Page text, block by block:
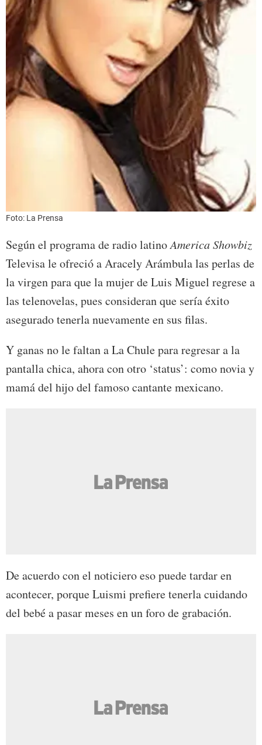
Foto: La Prensa
Según el programa de radio latinoAmerica Showbiz
Televisa le ofreció a Aracely Arámbula las perlas de
la virgen para que la mujer de Luis Miguel regrese a
las telenovelas, pues consideran que sería éxito
asegurado tenerla nuevamente en sus filas.
Y ganas no le faltan a La Chule para regresar a la
pantalla chica, ahora con otro ‘status’: como novia y
mamá del hijo del famoso cantante mexicano.
De acuerdo con el noticiero eso puede tardar en
acontecer, porque Luismi prefiere tenerla cuidando
del bebé a pasar meses en un foro de grabación.